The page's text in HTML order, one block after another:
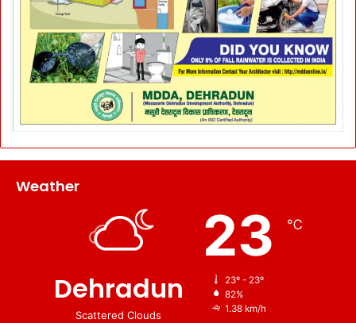
Weather
Dehradun
Scattered Clouds
23 ℃
23º - 23º
82%
1.38 km/h